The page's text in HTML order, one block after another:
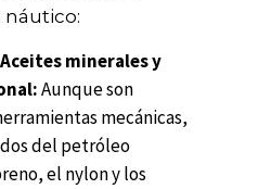
Aceites minerales y
Aunque son
mecánicas,
del petróleo
el nylon y los